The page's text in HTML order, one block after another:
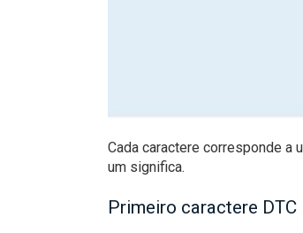
Cada caractere corresponde a
um significa.
Primeiro caractere DTC